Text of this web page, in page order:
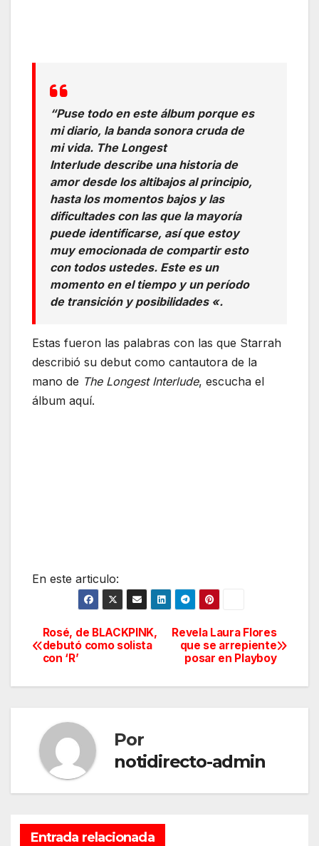
“Puse todo en este álbum porque es
mi diario, la banda sonora cruda de
mi vida. The Longest
Interludedescribe una historia de
amor desde los altibajos al principio,
hasta los momentos bajos y las
dificultades con las que la mayoría
puede identificarse, así que estoy
muy emocionada de compartir esto
con todos ustedes. Este es un
momento en el tiempo y un período
de transición y posibilidades «.
Estas fueron las palabras con las que Starrah
describió su debut como cantautora de la
mano de The Longest Interlude, escucha el
álbum aquí.
En este articulo:
Navegación
de
Revela Laura Flores
que se arrepiente
posar en Playboy
Rosé, de BLACKPINK,
debutó como solista
con ‘R’
Por
notidirecto-admin
Entrada relacionada